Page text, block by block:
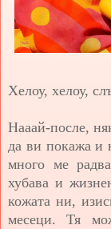
Хелоу, хелоу,
Нааай-после,
да ви покажа и
много ме
хубава и
кожата ни,
месеци. Тя